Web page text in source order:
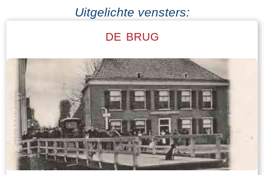
Uitgelichte vensters:
DE BRUG